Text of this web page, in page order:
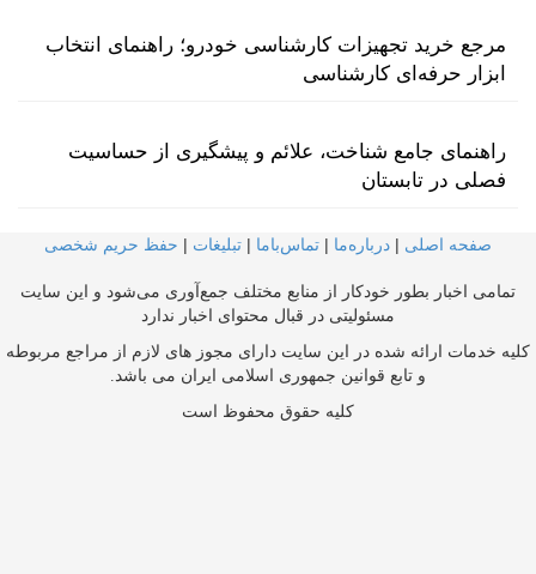
مرجع خرید تجهیزات کارشناسی خودرو؛ راهنمای انتخاب
ابزار حرفه‌ای کارشناسی
راهنمای جامع شناخت، علائم و پیشگیری از حساسیت
فصلی در تابستان
صفحه اصلی | درباره‌ما | تماس‌با‌ما | تبلیغات | حفظ حریم شخصی
تمامی اخبار بطور خودکار از منابع مختلف جمع‌آوری می‌شود و این سایت
مسئولیتی در قبال محتوای اخبار ندارد
کلیه خدمات ارائه شده در این سایت دارای مجوز های لازم از مراجع مربوطه
و تابع قوانین جمهوری اسلامی ایران می باشد.
کلیه حقوق محفوظ است